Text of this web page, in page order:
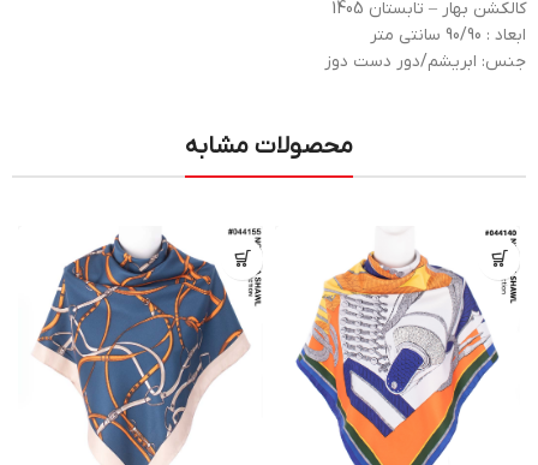
کالکشن بهار – تابستان 1405
ابعاد : 90/90 سانتی متر
جنس: ابریشم/دور دست دوز
محصولات مشابه